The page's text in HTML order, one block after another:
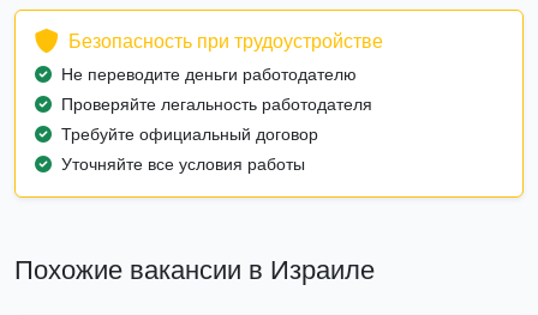
Безопасность при трудоустройстве
Не переводите деньги работодателю
Проверяйте легальность работодателя
Требуйте официальный договор
Уточняйте все условия работы
Похожие вакансии в Израиле